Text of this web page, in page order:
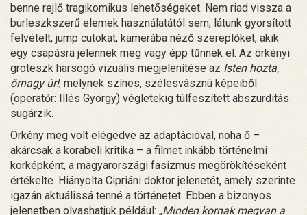
benne rejlő tragikomikus lehetőségeket. Nem riad vissza a
burleszkszerű elemek használatától sem, látunk gyorsított
felvételt, jump cutokat, kamerába néző szereplőket, akik
egy csapásra jelennek meg vagy épp tűnnek el. Az örkényi
groteszk harsogó vizuális megjelenítése az Isten hozta,
őrnagy úr!, melynek színes, szélesvásznú képeiből
(operatőr: Illés György) végletekig túlfeszített abszurditás
sugárzik.
Örkény meg volt elégedve az adaptációval, noha ő –
akárcsak a korabeli kritika – a filmet inkább történelmi
korképként, a magyarországi fasizmus megörökítéseként
értékelte. Hiányolta Cipriáni doktor jelenetét, amely szerinte
igazán aktuálissá tenné a történetet. Ebben a bizonyos
jelenetben olvashatjuk például: „Minden kornak megvan a